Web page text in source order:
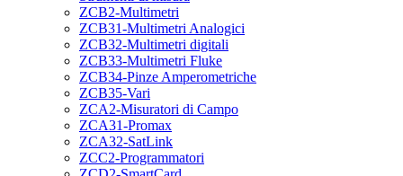
ZCB2-Multimetri
ZCB31-Multimetri Analogici
ZCB32-Multimetri digitali
ZCB33-Multimetri Fluke
ZCB34-Pinze Amperometriche
ZCB35-Vari
ZCA2-Misuratori di Campo
ZCA31-Promax
ZCA32-SatLink
ZCC2-Programmatori